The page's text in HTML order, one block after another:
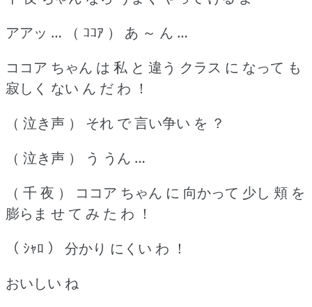
アアッ … （ ｺｺｱ ） あ ～ ん …
ココア ちゃん は 私 と 違う クラス に なって も
寂しく ない ん だ わ ！
（ 泣き声 ） それ で 言い争い を ？
（ 泣き声 ） う うん …
（ 千 夜 ） ココア ちゃん に 向かって 少し 頬 を
膨らま せ て み た わ ！
（ ｼｬﾛ ） 分かり にくい わ ！
おいしい ね